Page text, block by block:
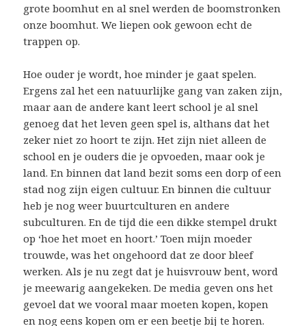
grote boomhut en al snel werden de boomstronken
onze boomhut. We liepen ook gewoon echt de
trappen op.
Hoe ouder je wordt, hoe minder je gaat spelen.
Ergens zal het een natuurlijke gang van zaken zijn,
maar aan de andere kant leert school je al snel
genoeg dat het leven geen spel is, althans dat het
zeker niet zo hoort te zijn. Het zijn niet alleen de
school en je ouders die je opvoeden, maar ook je
land. En binnen dat land bezit soms een dorp of een
stad nog zijn eigen cultuur. En binnen die cultuur
heb je nog weer buurtculturen en andere
subculturen. En de tijd die een dikke stempel drukt
op ‘hoe het moet en hoort.’ Toen mijn moeder
trouwde, was het ongehoord dat ze door bleef
werken. Als je nu zegt dat je huisvrouw bent, word
je meewarig aangekeken. De media geven ons het
gevoel dat we vooral maar moeten kopen, kopen
en nog eens kopen om er een beetje bij te horen.